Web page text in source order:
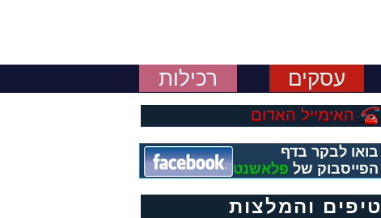
עסקים רכילות
האימייל האדום
בואו לבקר בדף
הפייסבוק של פלאשנט
טיפים והמלצות